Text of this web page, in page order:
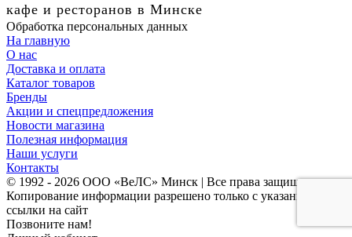
кафе и ресторанов в Минске
Обработка персональных данных
На главную
О нас
Доставка и оплата
Каталог товаров
Бренды
Акции и спецпредложения
Новости магазина
Полезная информация
Наши услуги
Контакты
© 1992 - 2026 ООО «ВеЛС» Минск | Все права защищены
Копирование информации разрешено только с указанием
ссылки на сайт
Позвоните нам!